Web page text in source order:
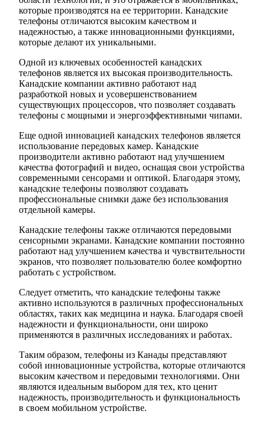
которые производятся на ее территории. Канадские
телефоны отличаются высоким качеством и
надежностью, а также инновационными функциями,
которые делают их уникальными.
Одной из ключевых особенностей канадских
телефонов является их высокая производительность.
Канадские компании активно работают над
разработкой новых и усовершенствованием
существующих процессоров, что позволяет создавать
телефоны с мощными и энергоэффективными чипами.
Еще одной инновацией канадских телефонов является
использование передовых камер. Канадские
производители активно работают над улучшением
качества фотографий и видео, оснащая свои устройства
современными сенсорами и оптикой. Благодаря этому,
канадские телефоны позволяют создавать
профессиональные снимки даже без использования
отдельной камеры.
Канадские телефоны также отличаются передовыми
сенсорными экранами. Канадские компании постоянно
работают над улучшением качества и чувствительности
экранов, что позволяет пользователю более комфортно
работать с устройством.
Следует отметить, что канадские телефоны также
активно используются в различных профессиональных
областях, таких как медицина и наука. Благодаря своей
надежности и функциональности, они широко
применяются в различных исследованиях и работах.
Таким образом, телефоны из Канады представляют
собой инновационные устройства, которые отличаются
высоким качеством и передовыми технологиями. Они
являются идеальным выбором для тех, кто ценит
надежность, производительность и функциональность
в своем мобильном устройстве.